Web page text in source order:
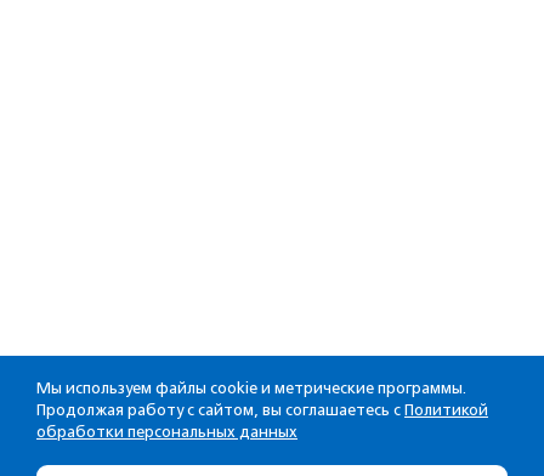
Мы используем файлы cookie и метрические программы.
Продолжая работу с сайтом, вы соглашаетесь с Политикой
обработки персональных данных